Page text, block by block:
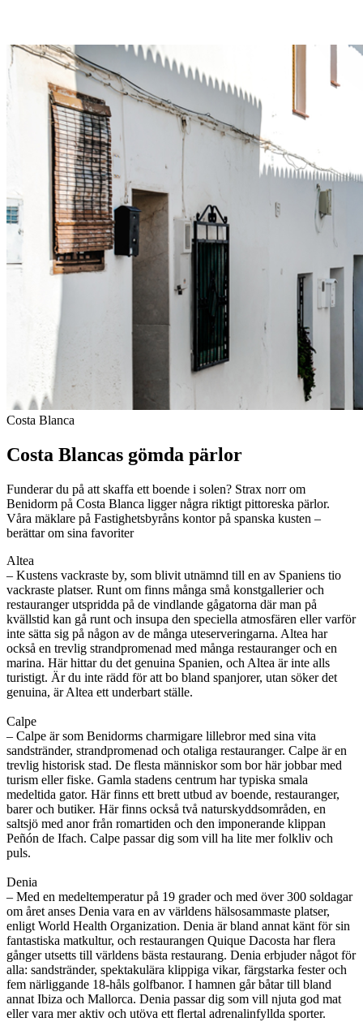
Costa Blanca
Costa Blancas gömda pärlor
Funderar du på att skaffa ett boende i solen? Strax norr om
Benidorm på Costa Blanca ligger några riktigt pittoreska pärlor.
Våra mäklare på Fastighetsbyråns kontor på spanska kusten –
berättar om sina favoriter
Altea
– Kustens vackraste by, som blivit utnämnd till en av Spaniens tio
vackraste platser. Runt om finns många små konstgallerier och
restauranger utspridda på de vindlande gågatorna där man på
kvällstid kan gå runt och insupa den speciella atmosfären eller varför
inte sätta sig på någon av de många uteserveringarna. Altea har
också en trevlig strandpromenad med många restauranger och en
marina. Här hittar du det genuina Spanien, och Altea är inte alls
turistigt. Är du inte rädd för att bo bland spanjorer, utan söker det
genuina, är Altea ett underbart ställe.
Calpe
– Calpe är som Benidorms charmigare lillebror med sina vita
sandstränder, strandpromenad och otaliga restauranger. Calpe är en
trevlig historisk stad. De flesta människor som bor här jobbar med
turism eller fiske. Gamla stadens centrum har typiska smala
medeltida gator. Här finns ett brett utbud av boende, restauranger,
barer och butiker. Här finns också två naturskyddsområden, en
saltsjö med anor från romartiden och den imponerande klippan
Peñón de Ifach. Calpe passar dig som vill ha lite mer folkliv och
puls.
Denia
– Med en medeltemperatur på 19 grader och med över 300 soldagar
om året anses Denia vara en av världens hälsosammaste platser,
enligt World Health Organization. Denia är bland annat känt för sin
fantastiska matkultur, och restaurangen Quique Dacosta har flera
gånger utsetts till världens bästa restaurang. Denia erbjuder något för
alla: sandstränder, spektakulära klippiga vikar, färgstarka fester och
fem närliggande 18-håls golfbanor. I hamnen går båtar till bland
annat Ibiza och Mallorca. Denia passar dig som vill njuta god mat
eller vara mer aktiv och utöva ett flertal adrenalinfyllda sporter.